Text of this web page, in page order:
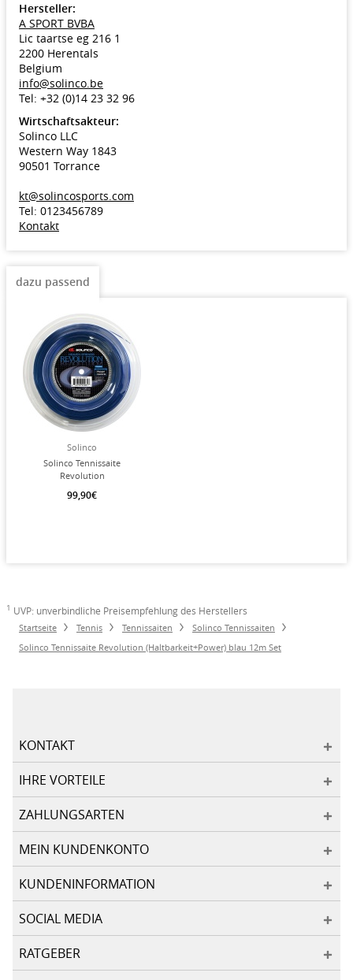
Hersteller:
A SPORT BVBA
Lic taartse eg 216 1
2200 Herentals
Belgium
info@solinco.be
Tel: +32 (0)14 23 32 96
Wirtschaftsakteur:
Solinco LLC
Western Way 1843
90501 Torrance
kt@solincosports.com
Tel: 0123456789
Kontakt
dazu passend
Solinco
Solinco Tennissaite
Revolution
200m Rolle
99,90€
1 UVP: unverbindliche Preisempfehlung des Herstellers
Startseite Tennis Tennissaiten
Solinco Tennissaiten
Solinco Tennissaite Revolution (Haltbarkeit+Power) blau 12m Set
KONTAKT
IHRE VORTEILE
ZAHLUNGSARTEN
MEIN KUNDENKONTO
KUNDENINFORMATION
SOCIAL MEDIA
RATGEBER